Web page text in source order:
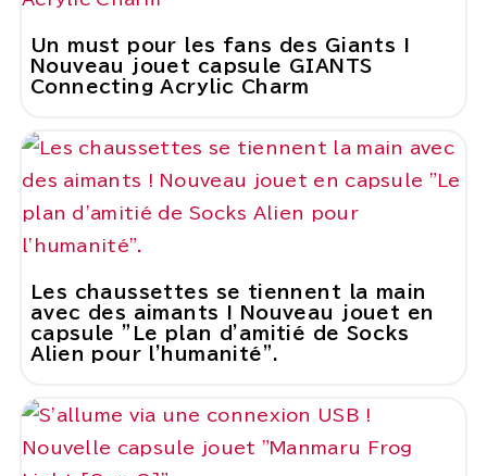
Un must pour les fans des Giants !
Nouveau jouet capsule GIANTS
Connecting Acrylic Charm
Les chaussettes se tiennent la main
avec des aimants ! Nouveau jouet en
capsule "Le plan d'amitié de Socks
Alien pour l'humanité".